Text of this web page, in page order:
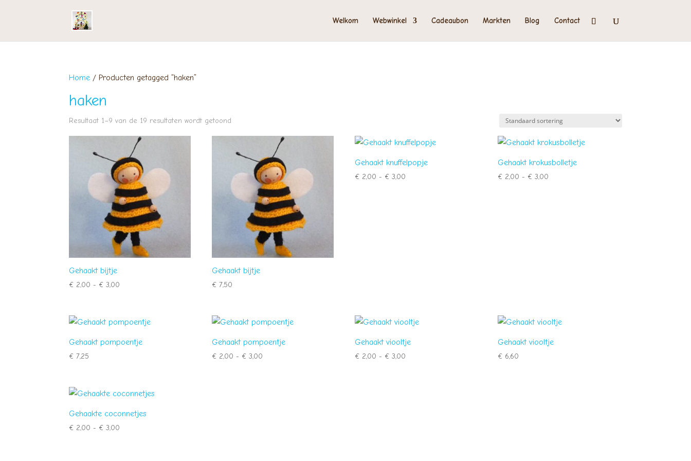
Welkom Webwinkel Cadeaubon Markten Blog Contact
Home / Producten getagged “haken”
haken
Resultaat 1–9 van de 19 resultaten wordt getoond
Gehaakt bijtje
€ 2,00 - € 3,00
€ 3,00
Gehaakt bijtje
€ 7,50
Gehaakt knuffelpopje
€ 2,00 - € 3,00
Gehaakt krokusbolletje
€ 2,00 - € 3,00
Gehaakt pompoentje
€ 7,25
Gehaakt pompoentje
€ 2,00 - € 3,00
Gehaakt viooltje
€ 2,00 - € 3,00
Gehaakt viooltje
€ 6,60
Gehaakte coconnetjes
€ 2,00 - € 3,00